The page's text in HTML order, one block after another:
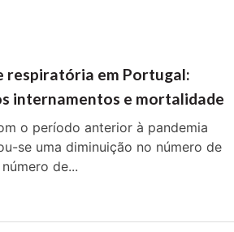
respiratória em Portugal:
internamentos e mortalidade
o período anterior à pandemia
se uma diminuição no número de
de...